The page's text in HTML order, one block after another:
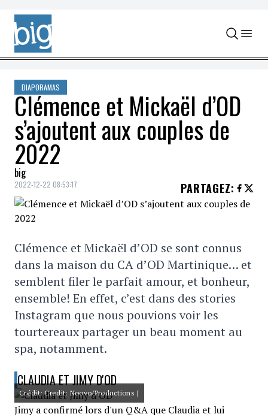
Skip to content
DIAPORAMAS
Clémence et Mickaël d’OD
s’ajoutent aux couples de
2022
big
2022-12-22 08:53:17 PARTAGEZ:
Clémence et Mickaël d’OD se sont connus
dans la maison du CA d’OD Martinique… et
semblent filer le parfait amour, et bonheur,
ensemble! En effet, c’est dans des stories
Instagram que nous pouvions voir les
tourtereaux partager un beau moment au
spa, notamment.
CLAUDIA ET JIMY D'OD
Crédit: Credit: Noovo/Productions J
Jimy a confirmé lors d'un Q&A que Claudia et lui